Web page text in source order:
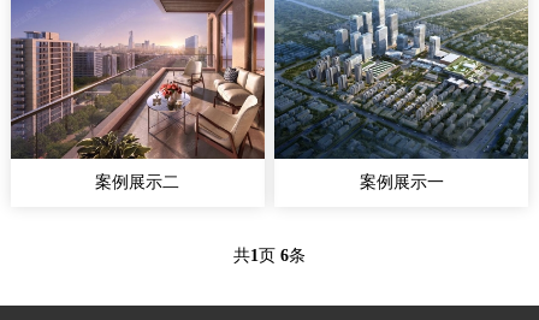
案例展示二 案例展示一
共1页 6条